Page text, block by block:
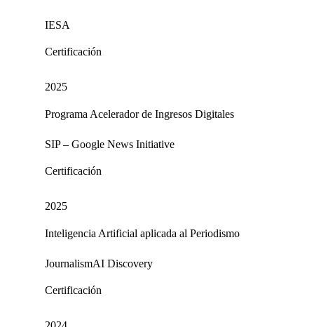
IESA
Certificación
2025
Programa Acelerador de Ingresos Digitales
SIP – Google News Initiative
Certificación
2025
Inteligencia Artificial aplicada al Periodismo
JournalismAI Discovery
Certificación